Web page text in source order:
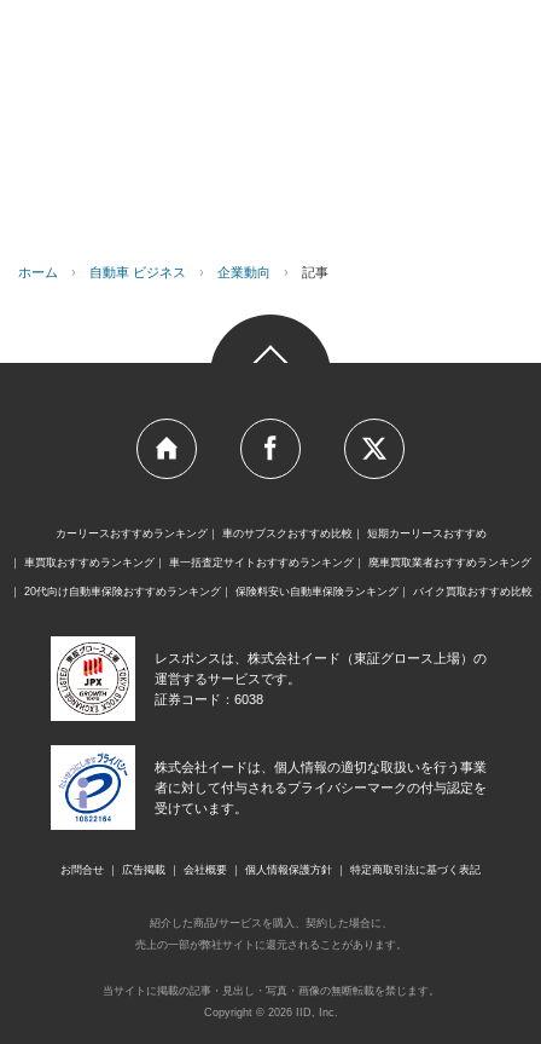
ホーム › 自動車 ビジネス › 企業動向 › 記事
カーリースおすすめランキング 車のサブスクおすすめ比較 短期カーリースおすすめ
車買取おすすめランキング 車一括査定サイトおすすめランキング 廃車買取業者おすすめランキング
20代向け自動車保険おすすめランキング 保険料安い自動車保険ランキング バイク買取おすすめ比較
レスポンスは、株式会社イード（東証グロース上場）の
運営するサービスです。
証券コード：6038
株式会社イードは、個人情報の適切な取扱いを行う事業
者に対して付与されるプライバシーマークの付与認定を
受けています。
お問合せ 広告掲載 会社概要 個人情報保護方針 特定商取引法に基づく表記
紹介した商品/サービスを購入、契約した場合に、
売上の一部が弊社サイトに還元されることがあります。
当サイトに掲載の記事・見出し・写真・画像の無断転載を禁じます。
Copyright © 2026 IID, Inc.